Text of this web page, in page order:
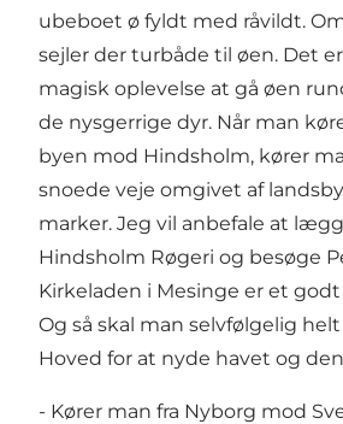
ubeboet ø fyldt med råvildt.
sejler der turbåde til øen. Det
magisk oplevelse at gå øen
de nysgerrige dyr. Når man
byen mod Hindsholm, kører
snoede veje omgivet af
marker. Jeg vil anbefale at
Hindsholm Røgeri og besøge
Kirkeladen i Mesinge er et
Og så skal man selvfølgelig
Hoved for at nyde havet og
- Kører man fra Nyborg mod